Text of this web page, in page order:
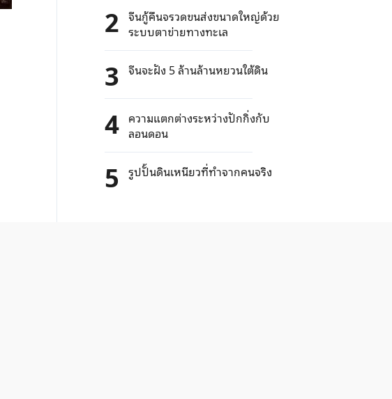
2 จีนกู้คืนจรวดขนส่งขนาดใหญ่ด้วย
ระบบตาข่ายทางทะเล
3 จีนจะฝัง 5 ล้านล้านหยวนใต้ดิน
4 ความแตกต่างระหว่างปักกิ่งกับ
ลอนดอน
5 รูปปั้นดินเหนียวที่ทำจากคนจริง